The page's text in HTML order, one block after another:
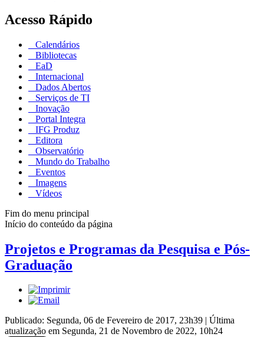
Acesso Rápido
Calendários
Bibliotecas
EaD
Internacional
Dados Abertos
Serviços de TI
Inovação
Portal Integra
IFG Produz
Editora
Observatório
Mundo do Trabalho
Eventos
Imagens
Vídeos
Fim do menu principal
Início do conteúdo da página
Projetos e Programas da Pesquisa e Pós-
Graduação
Publicado: Segunda, 06 de Fevereiro de 2017, 23h39 | Última
atualização em Segunda, 21 de Novembro de 2022, 10h24